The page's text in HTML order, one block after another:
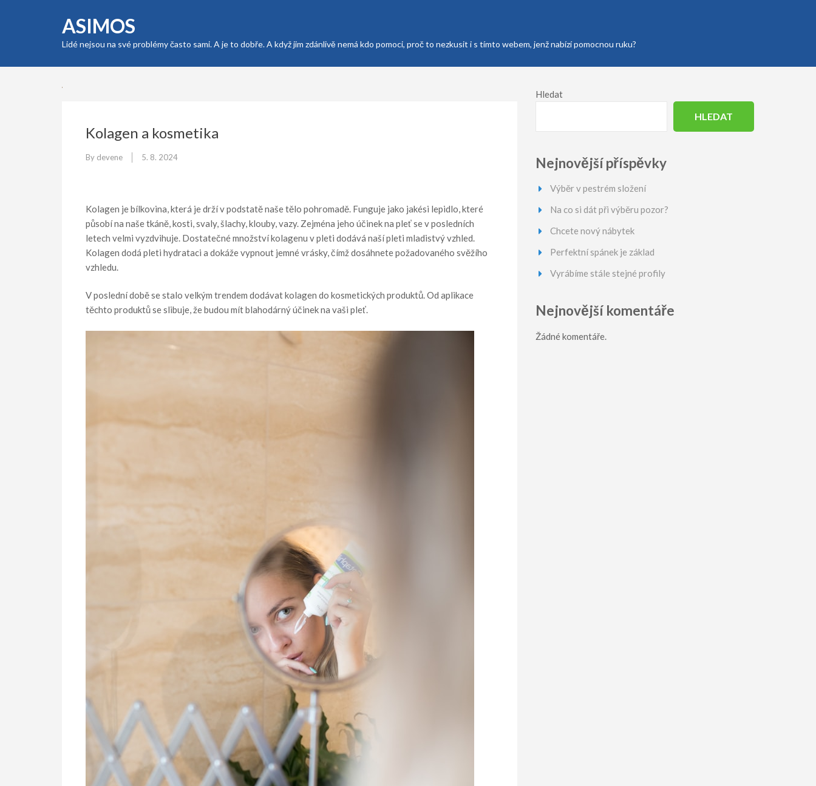
Enter)
ASIMOS
Lidé nejsou na své problémy často sami. A je to dobře. A když jim zdánlivě nemá kdo pomoci, proč to nezkusit i s tímto webem, jenž nabízí pomocnou ruku?
Kolagen a kosmetika
By devene 5. 8. 2024
Kolagen je bílkovina, která je drží v podstatě naše tělo pohromadě. Funguje jako jakési lepidlo, které
působí na naše tkáně, kosti, svaly, šlachy, klouby, vazy. Zejména jeho účinek na pleť se v posledních
letech velmi vyzdvihuje. Dostatečné množství kolagenu v pleti dodává naší pleti mladistvý vzhled.
Kolagen dodá pleti hydrataci a dokáže vypnout jemné vrásky, čímž dosáhnete požadovaného svěžího
vzhledu.
V poslední době se stalo velkým trendem dodávat kolagen do kosmetických produktů. Od aplikace
těchto produktů se slibuje, že budou mít blahodárný účinek na vaši pleť.
Hledat
HLEDAT
Nejnovější příspěvky
Výběr v pestrém složení
Na co si dát při výběru pozor?
Chcete nový nábytek
Perfektní spánek je základ
Vyrábíme stále stejné profily
Nejnovější komentáře
Žádné komentáře.